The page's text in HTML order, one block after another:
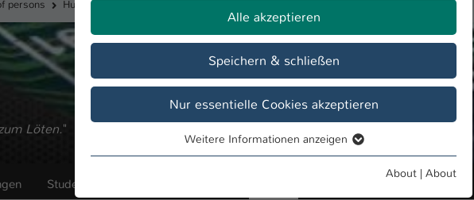
persons Hubert Zitt
Löten."
Studentische Projekte Star Trek
Alle akzeptieren
Speichern & schließen
Nur essentielle Cookies akzeptieren
Essentielle Cookies werden für grundlegende Funktionen der
Weitere Informationen anzeigen
About | About